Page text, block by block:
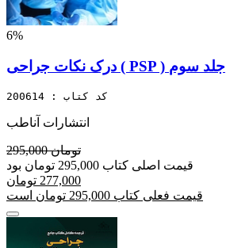
6%
درک نکات جراحی ( PSP ) جلد سوم
کد کتاب : 200614
انتشارات آناطب
295,000 تومان
قیمت اصلی کتاب 295,000 تومان بود
277,000 تومان
قیمت فعلی کتاب 295,000 تومان است